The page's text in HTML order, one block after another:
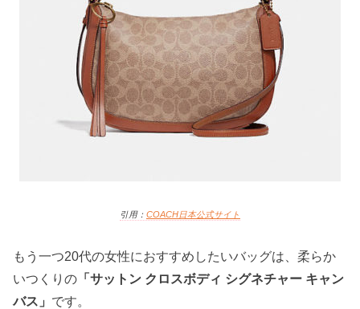
引用： COACH日本公式サイト
もう一つ20代の女性におすすめしたいバッグは、柔らか
いつくりの 「サットン クロスボディ シグネチャー キャン
バス」 です。